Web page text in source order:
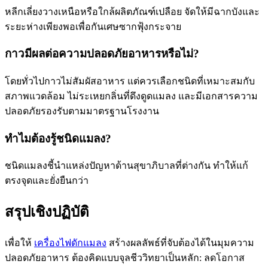
หลีกเลี่ยงวางเหนือหรือใกล้ผลิตภัณฑ์เปลือย จัดให้มีฉากบังและ
ระยะห่างเพียงพอเพื่อกันเศษซากฟุ้งกระจาย
กาวมีผลต่อความปลอดภัยอาหารหรือไม่?
โดยทั่วไปกาวไม่สัมผัสอาหาร แต่ควรเลือกชนิดที่เหมาะสมกับ
สภาพแวดล้อม ไม่ระเหยกลิ่นที่ดึงดูดแมลง และมีเอกสารความ
ปลอดภัยรองรับตามมาตรฐานโรงงาน
ทำไมต้องรู้ชนิดแมลง?
ชนิดแมลงชี้นำแหล่งปัญหาด้านสุขาภิบาลที่ต่างกัน ทำให้แก้
ตรงจุดและยั่งยืนกว่า
สรุปเชิงปฏิบัติ
เพื่อให้ เครื่องไฟดักแมลง สร้างผลลัพธ์ที่จับต้องได้ในมุมความ
ปลอดภัยอาหาร ต้องคิดแบบจุลชีววิทยาเป็นหลัก: ลดโอกาส